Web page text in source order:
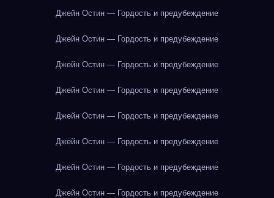
Джейн Остин — Гордость и предубеждение
Джейн Остин — Гордость и предубеждение
Джейн Остин — Гордость и предубеждение
Джейн Остин — Гордость и предубеждение
Джейн Остин — Гордость и предубеждение
Джейн Остин — Гордость и предубеждение
Джейн Остин — Гордость и предубеждение
Джейн Остин — Гордость и предубеждение